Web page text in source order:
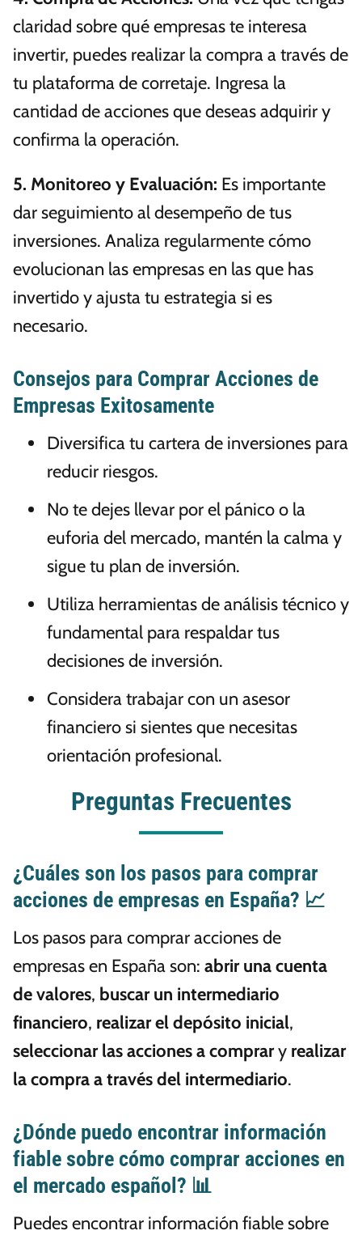
claridad sobre qué empresas te interesa
invertir, puedes realizar la compra a través de
tu plataforma de corretaje. Ingresa la
cantidad de acciones que deseas adquirir y
confirma la operación.
5. Monitoreo y Evaluación: Es importante
dar seguimiento al desempeño de tus
inversiones. Analiza regularmente cómo
evolucionan las empresas en las que has
invertido y ajusta tu estrategia si es
necesario.
Consejos para Comprar Acciones de
Empresas Exitosamente
Diversifica tu cartera de inversiones para
reducir riesgos.
No te dejes llevar por el pánico o la
euforia del mercado, mantén la calma y
sigue tu plan de inversión.
Utiliza herramientas de análisis técnico y
fundamental para respaldar tus
decisiones de inversión.
Considera trabajar con un asesor
financiero si sientes que necesitas
orientación profesional.
Preguntas Frecuentes
¿Cuáles son los pasos para comprar
acciones de empresas en España? 📈
Los pasos para comprar acciones de
empresas en España son: abrir una cuenta
de valores, buscar un intermediario
financiero, realizar el depósito inicial,
seleccionar las acciones a comprary realizar
la compra a través del intermediario.
¿Dónde puedo encontrar información
fiable sobre cómo comprar acciones en
el mercado español? 📊
Puedes encontrar información fiable sobre